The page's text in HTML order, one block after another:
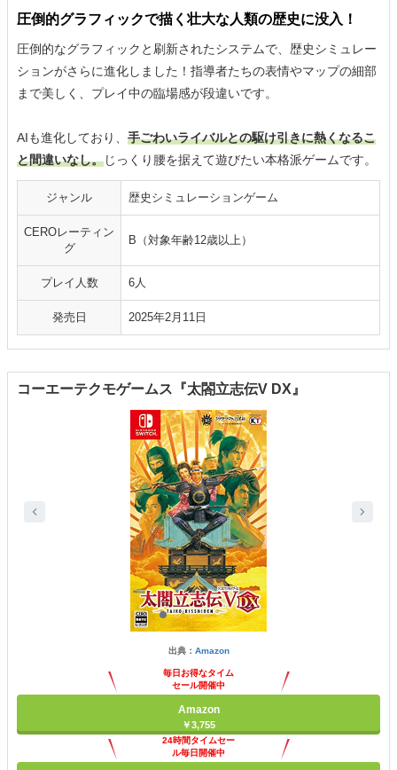
圧倒的グラフィックで描く壮大な人類の歴史に没入！
圧倒的なグラフィックと刷新されたシステムで、歴史シミュレー
ションがさらに進化しました！指導者たちの表情やマップの細部
まで美しく、プレイ中の臨場感が段違いです。
AIも進化しており、 手ごわいライバルとの駆け引きに熱くなるこ
と間違いなし。じっくり腰を据えて遊びたい本格派ゲームです。
ジャンル 歴史シミュレーションゲーム
CEROレーティン
グ
B（対象年齢12歳以上）
プレイ人数 6人
発売日 2025年2月11日
コーエーテクモゲームス『太閤立志伝V DX』
出典： Amazon
毎日お得なタイム
セール開催中
Amazon
￥3,755
24時間タイムセー
ル毎日開催中